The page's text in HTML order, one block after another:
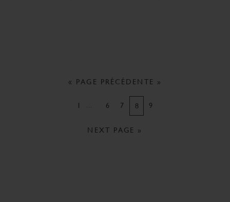
« PAGE PRÉCÉDENTE »
1 6 7 8 9
NEXT PAGE »